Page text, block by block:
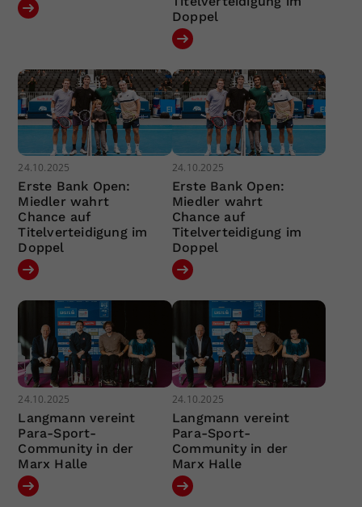
Doppel
24.10.2025
Erste Bank Open:
Miedler wahrt
Chance auf
Titelverteidigung im
Doppel
24.10.2025
Erste Bank Open:
Miedler wahrt
Chance auf
Titelverteidigung im
Doppel
24.10.2025
Langmann vereint
Para-Sport-
Community in der
Marx Halle
24.10.2025
Langmann vereint
Para-Sport-
Community in der
Marx Halle